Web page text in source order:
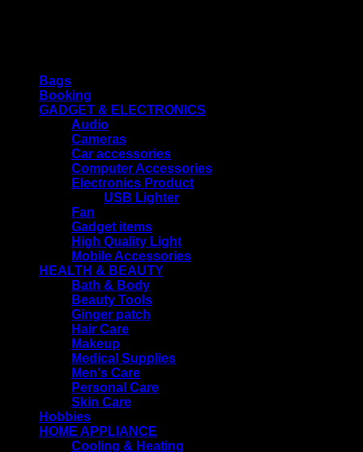
Bags
Booking
GADGET & ELECTRONICS
Audio
Cameras
Car accessories
Computer Accessories
Electronics Product
USB Lighter
Fan
Gadget items
High Quality Light
Mobile Accessories
HEALTH & BEAUTY
Bath & Body
Beauty Tools
Ginger patch
Hair Care
Makeup
Medical Supplies
Men's Care
Personal Care
Skin Care
Hobbies
HOME APPLIANCE
Cooling & Heating